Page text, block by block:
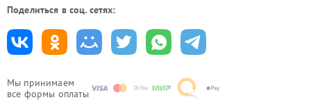
Мы принимаем
все формы оплаты
Поделиться в соц. сетях: